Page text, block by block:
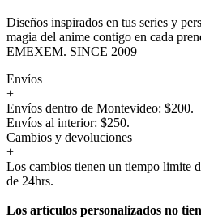
Diseños inspirados en tus series y
magia del anime contigo en cada
EMEXEM. SINCE 2009
Envíos
+
Envíos dentro de Montevideo: $200.
Envíos al interior: $250.
Cambios y devoluciones
+
Los cambios tienen un tiempo limite
de 24hrs.
Los artículos personalizados no